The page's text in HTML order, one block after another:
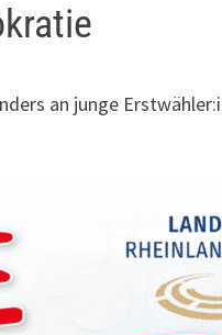
an junge